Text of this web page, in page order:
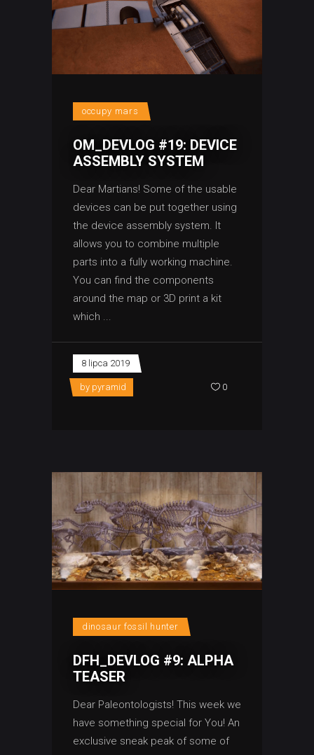
occupy mars
OM_DEVLOG #19: DEVICE
ASSEMBLY SYSTEM
Dear Martians! Some of the usable
devices can be put together using
the device assembly system. It
allows you to combine multiple
parts into a fully working machine.
You can find the components
around the map or 3D print a kit
which
8 lipca 2019
by pyramid 0
dinosaur fossil hunter
DFH_DEVLOG #9: ALPHA
TEASER
Dear Paleontologists! This week we
have something special for You! An
exclusive sneak peak of some of